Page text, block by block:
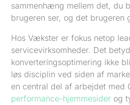
sammenhæng mellem det, du
brugeren ser, og det brugeren
Hos Vækster er fokus netop
servicevirksomheder. Det
konverteringsoptimering ikke
løs disciplin ved siden af
en central del af arbejdet med
performance-hjemmesider og